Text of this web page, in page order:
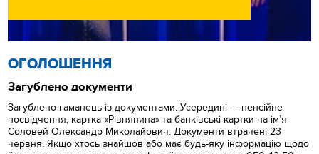
ОГОЛОШЕННЯ
Загублено документи
Загублено гаманець із документами. Усередині — пенсійне
посвідчення, картка «Рівнянина» та банківські картки на ім’я
Соловей Олександр Миколайович. Документи втрачені 23
червня. Якщо хтось знайшов або має будь-яку інформацію щодо